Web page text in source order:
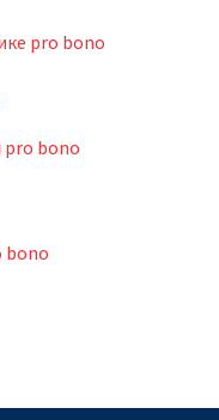
pro bono
bono
bono